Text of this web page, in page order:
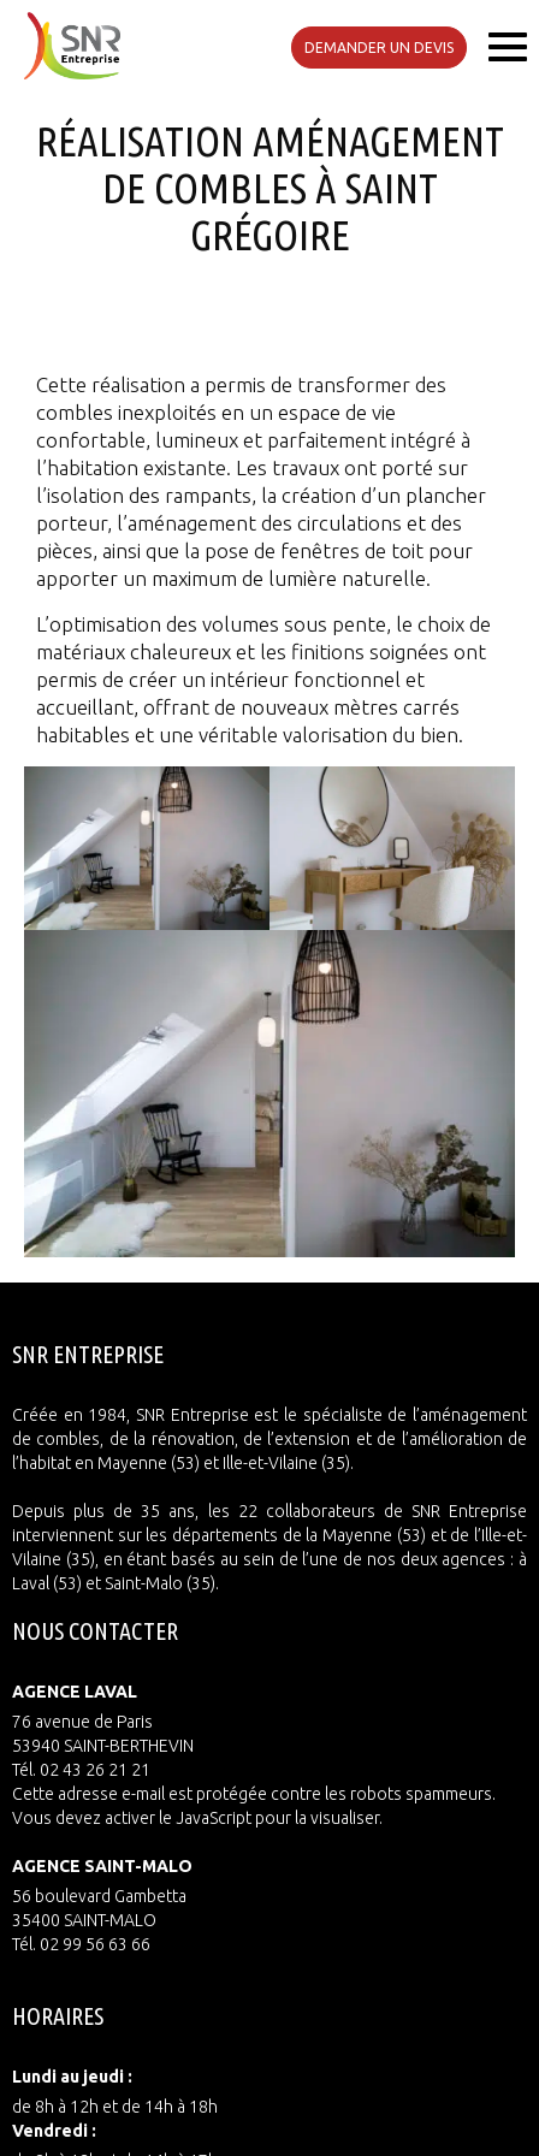
DEMANDER UN DEVIS
RÉALISATION AMÉNAGEMENT
DE COMBLES À SAINT
GRÉGOIRE
Cette réalisation a permis de transformer des
combles inexploités en un espace de vie
confortable, lumineux et parfaitement intégré à
l’habitation existante. Les travaux ont porté sur
l’isolation des rampants, la création d’un plancher
porteur, l’aménagement des circulations et des
pièces, ainsi que la pose de fenêtres de toit pour
apporter un maximum de lumière naturelle.
L’optimisation des volumes sous pente, le choix de
matériaux chaleureux et les finitions soignées ont
permis de créer un intérieur fonctionnel et
accueillant, offrant de nouveaux mètres carrés
habitables et une véritable valorisation du bien.
SNR ENTREPRISE
Créée en 1984, SNR Entreprise est le spécialiste de l’aménagement
de combles, de la rénovation, de l’extension et de l’amélioration de
l’habitat en Mayenne (53) et Ille-et-Vilaine (35).
Depuis plus de 35 ans, les 22 collaborateurs de SNR Entreprise
interviennent sur les départements de la Mayenne (53) et de l’Ille-et-
Vilaine (35), en étant basés au sein de l’une de nos deux agences : à
Laval (53) et Saint-Malo (35).
NOUS CONTACTER
AGENCE LAVAL
76 avenue de Paris
53940 SAINT-BERTHEVIN
Tél. 02 43 26 21 21
Cette adresse e-mail est protégée contre les robots spammeurs.
Vous devez activer le JavaScript pour la visualiser.
AGENCE SAINT-MALO
56 boulevard Gambetta
35400 SAINT-MALO
Tél. 02 99 56 63 66
HORAIRES
Lundi au jeudi :
de 8h à 12h et de 14h à 18h
Vendredi :